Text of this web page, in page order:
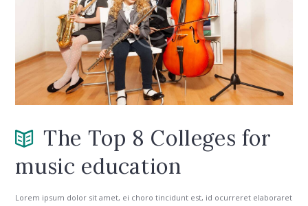
The Top 8 Colleges for
music education
Lorem ipsum dolor sit amet, ei choro tincidunt est, id ocurreret elaboraret